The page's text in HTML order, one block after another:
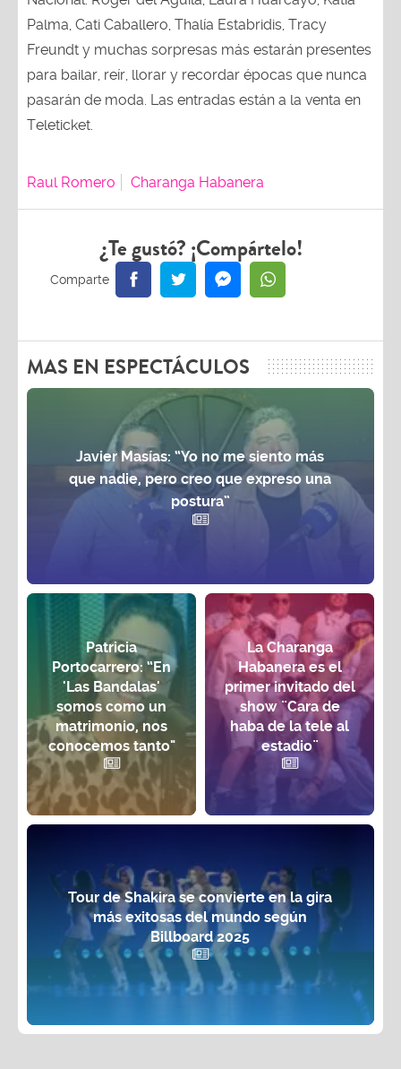
Palma, Cati Caballero, Thalía Estabridis, Tracy
Freundt y muchas sorpresas más estarán presentes
para bailar, reír, llorar y recordar épocas que nunca
pasarán de moda. Las entradas están a la venta en
Teleticket.
Raul Romero Charanga Habanera
¿Te gustó? ¡Compártelo!
MAS EN ESPECTÁCULOS
Javier Masías: “Yo no me siento más
que nadie, pero creo que expreso una
postura”
Patricia
Portocarrero: “En
'Las Bandalas'
somos como un
matrimonio, nos
conocemos tanto"
La Charanga
Habanera es el
primer invitado del
show ¨Cara de
haba de la tele al
estadio¨
Tour de Shakira se convierte en la gira
más exitosas del mundo según
Billboard 2025